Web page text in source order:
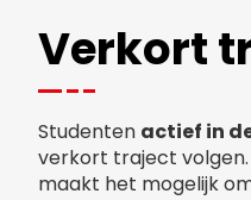
Verkort
Studenten actief in
verkort traject
maakt het mogelijk